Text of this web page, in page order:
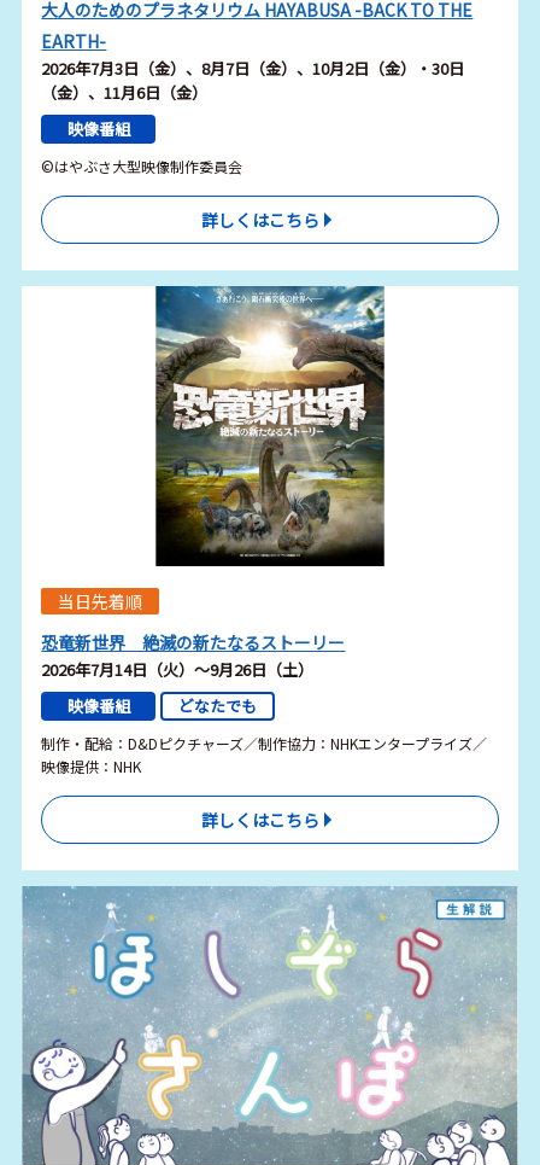
大人のためのプラネタリウム HAYABUSA -BACK TO THE
EARTH-
2026年7月3日（金）、8月7日（金）、10月2日（金）・30日
（金）、11月6日（金）
映像番組
©はやぶさ大型映像制作委員会
詳しくはこちら
当日先着順
恐竜新世界 絶滅の新たなるストーリー
2026年7月14日（火）～9月26日（土）
映像番組
どなたでも
制作・配給：D&Dピクチャーズ／制作協力：NHKエンタープライズ／
映像提供：NHK
詳しくはこちら